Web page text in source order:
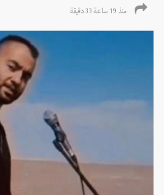
منذ 19 ساعة 33 دقیقة